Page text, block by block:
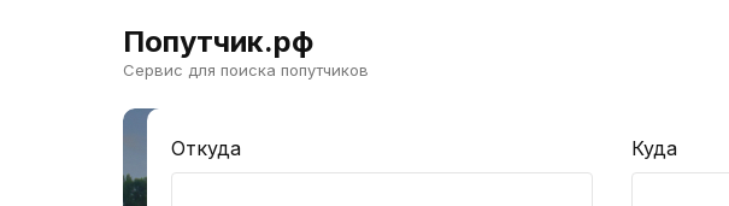
Попутчик.рф
Сервис для поиска попутчиков
Откуда Куда